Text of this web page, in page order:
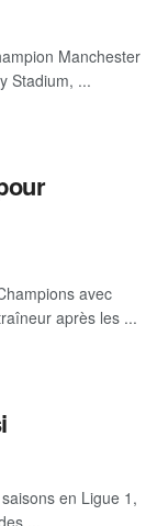
Manchester
Stadium, ...
avec
après les ...
en Ligue 1,
...